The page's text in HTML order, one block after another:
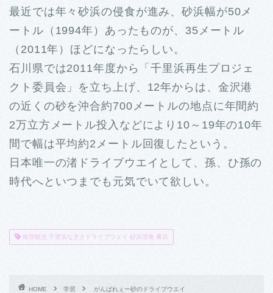
最近では年々砂浜の侵食が進み、砂浜幅が50メ
ートル（1994年）あったものが、35メートル
（2011年）ほどになったらしい。
石川県では2011年度から「千里浜再生プロジェ
クト委員会」を立ち上げ、12年からは、金沢港
の近くの砂を沖合約700メートルの地点に年間約
2万立方メートル投入などにより10～19年の10年
間で幅は平均約2メートル回復したという。
日本唯一の渚ドライブウエイとして、孫、ひ孫の
時代へといつまでも元気でいて欲しい。
能登観光 千里浜なぎさドライブウェイ 砂浜浸食 養浜
HOME 学習 がんばれぇー砂のドライブウエイ